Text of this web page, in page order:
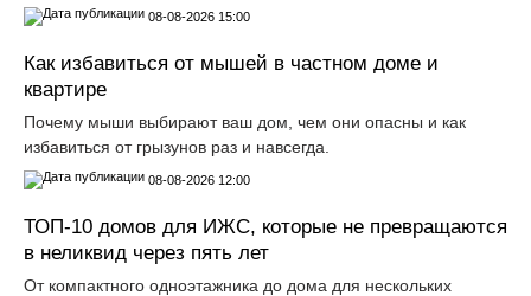
08-08-2026 15:00
Как избавиться от мышей в частном доме и
квартире
Почему мыши выбирают ваш дом, чем они опасны и как
избавиться от грызунов раз и навсегда.
08-08-2026 12:00
ТОП-10 домов для ИЖС, которые не превращаются
в неликвид через пять лет
От компактного одноэтажника до дома для нескольких